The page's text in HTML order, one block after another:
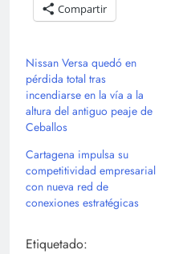
Compartir
Nissan Versa quedó en
pérdida total tras
incendiarse en la vía a la
altura del antiguo peaje de
Ceballos
Cartagena impulsa su
competitividad empresarial
con nueva red de
conexiones estratégicas
Etiquetado: